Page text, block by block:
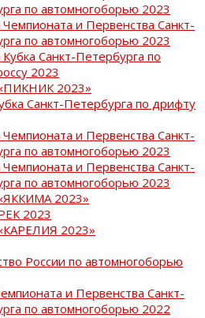
по автомногоборью 2023
Чемпионата и Первенства Санкт-
по автомногоборью 2023
Кубка Санкт-Петербурга по
2023
2023»
Санкт-Петербурга по дрифту
Чемпионата и Первенства Санкт-
по автомногоборью 2023
Чемпионата и Первенства Санкт-
по автомногоборью 2023
2023»
2023
2023»
России по автомногоборью
и Первенства Санкт-
по автомногоборью 2022